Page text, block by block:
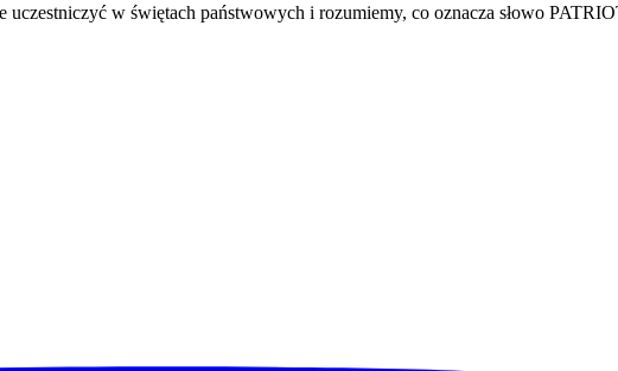
w świętach państwowych i rozumiemy, co oznacza słowo